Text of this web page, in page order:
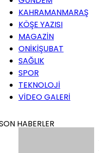
KAHRAMANMARAŞ
KÖŞE YAZISI
MAGAZİN
ONİKİŞUBAT
SAĞLIK
SPOR
TEKNOLOJİ
VİDEO GALERİ
HABERLER